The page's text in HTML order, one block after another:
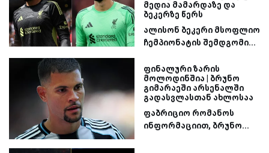
მედია მამარდაზე და
ბეკერზე წერს
ალისონ ბეკერი მსოფლიო
ჩემპიონატის შემდგომი...
ფინალური ზარის
მოლოდინშია | ბრუნო
გიმარაეში არსენალში
გადასვლასთან ახლოსაა
ფაბრიციო რომანოს
ინფორმაციით, ბრუნო...